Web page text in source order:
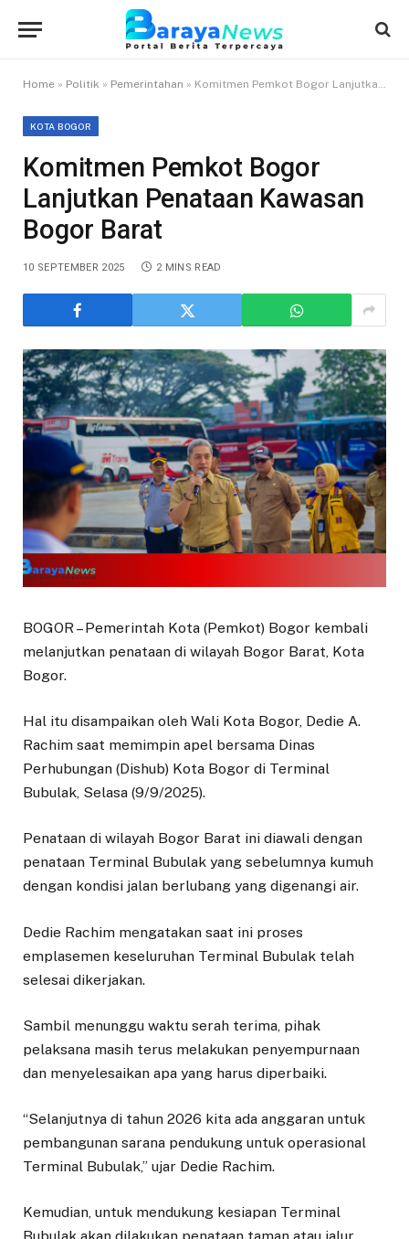
Home » Politik » Pemerintahan » Komitmen Pemkot Bogor Lanjutkan Penataan Kawasan Bogor Barat
KOTA BOGOR
Komitmen Pemkot Bogor
Lanjutkan Penataan Kawasan
Bogor Barat
10 SEPTEMBER 2025 2 MINS READ
BOGOR – Pemerintah Kota (Pemkot) Bogor kembali
melanjutkan penataan di wilayah Bogor Barat, Kota
Bogor.
Hal itu disampaikan oleh Wali Kota Bogor, Dedie A.
Rachim saat memimpin apel bersama Dinas
Perhubungan (Dishub) Kota Bogor di Terminal
Bubulak, Selasa (9/9/2025).
Penataan di wilayah Bogor Barat ini diawali dengan
penataan Terminal Bubulak yang sebelumnya kumuh
dengan kondisi jalan berlubang yang digenangi air.
Dedie Rachim mengatakan saat ini proses
emplasemen keseluruhan Terminal Bubulak telah
selesai dikerjakan.
Sambil menunggu waktu serah terima, pihak
pelaksana masih terus melakukan penyempurnaan
dan menyelesaikan apa yang harus diperbaiki.
“Selanjutnya di tahun 2026 kita ada anggaran untuk
pembangunan sarana pendukung untuk operasional
Terminal Bubulak,” ujar Dedie Rachim.
Kemudian, untuk mendukung kesiapan Terminal